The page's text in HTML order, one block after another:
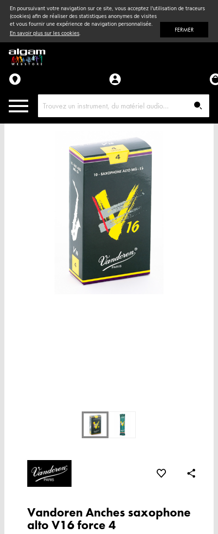
En poursuivant votre navigation sur ce site, vous acceptez l'utilisation de traceurs
(cookies) afin de réaliser des statistiques anonymes de visites
et vous fournir une expérience de navigation personnalisée.
En savoir plus sur les cookies. FERMER
Vent& Violon
Accessoires
Pièces détachées
Vandoren Anches saxophone
alto V16 force 4